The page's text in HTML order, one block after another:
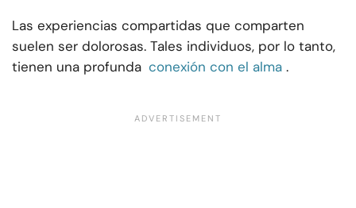
Las experiencias compartidas que comparten
suelen ser dolorosas. Tales individuos, por lo tanto,
tienen una profunda conexión con el alma .